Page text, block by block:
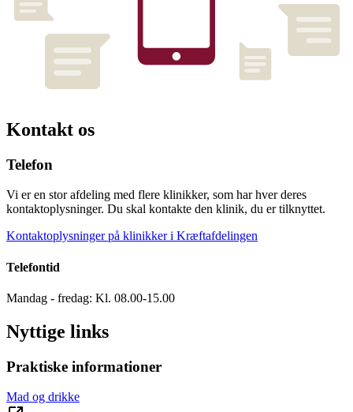
Kontakt os
Telefon
Vi er en stor afdeling med flere klinikker, som har hver deres
kontaktoplysninger. Du skal kontakte den klinik, du er tilknyttet.
Kontaktoplysninger på klinikker i Kræftafdelingen
Telefontid
Mandag - fredag: Kl. 08.00-15.00
Nyttige links
Praktiske informationer
Mad og drikke